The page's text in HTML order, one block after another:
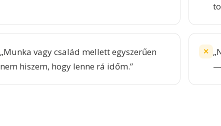
„Munka vagy család mellett egyszerűen
nem hiszem, hogy lenne rá időm.”
✕
—